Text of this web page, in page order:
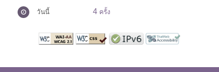
วันนี้ 4 ครั้ง